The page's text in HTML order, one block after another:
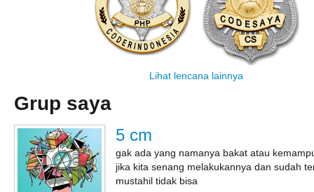
Lihat lencana lainnya
Grup saya
5 cm
gak ada yang namanya bakat atau
jika kita senang melakukannya dan sudah
mustahil tidak bisa